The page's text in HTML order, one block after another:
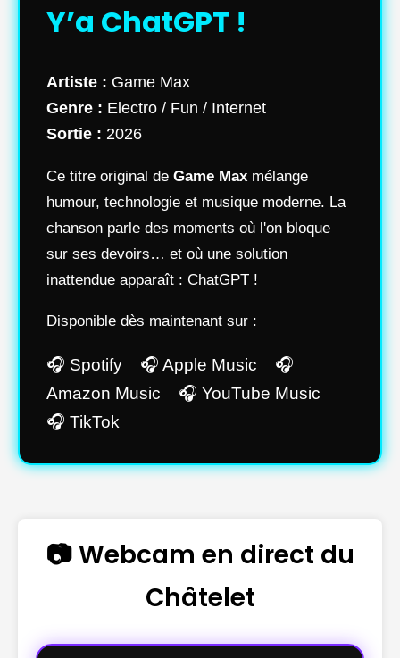
Y’a ChatGPT !
Artiste : Game Max
Genre : Electro / Fun / Internet
Sortie : 2026
Ce titre original de Game Max mélange
humour, technologie et musique moderne. La
chanson parle des moments où l'on bloque
sur ses devoirs… et où une solution
inattendue apparaît : ChatGPT !
Disponible dès maintenant sur :
🎧 Spotify 🎧 Apple Music 🎧
Amazon Music 🎧 YouTube Music
🎧 TikTok
📷 Webcam en direct du
Châtelet